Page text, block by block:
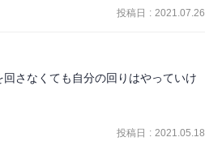
んなことを感じていようが自分には
なってしまうから、後悔が湧いてく
大きくなり、自分に必要な人だけ近
投稿日 : 2021.07.26
さなくても自分の回りはやっていけ
投稿日 : 2021.05.18